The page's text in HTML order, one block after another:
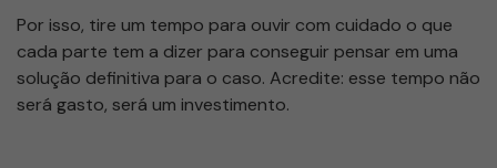
Por isso, tire um tempo para ouvir com cuidado o que
cada parte tem a dizer para conseguir pensar em uma
solução definitiva para o caso. Acredite: esse tempo não
será gasto, será um investimento.